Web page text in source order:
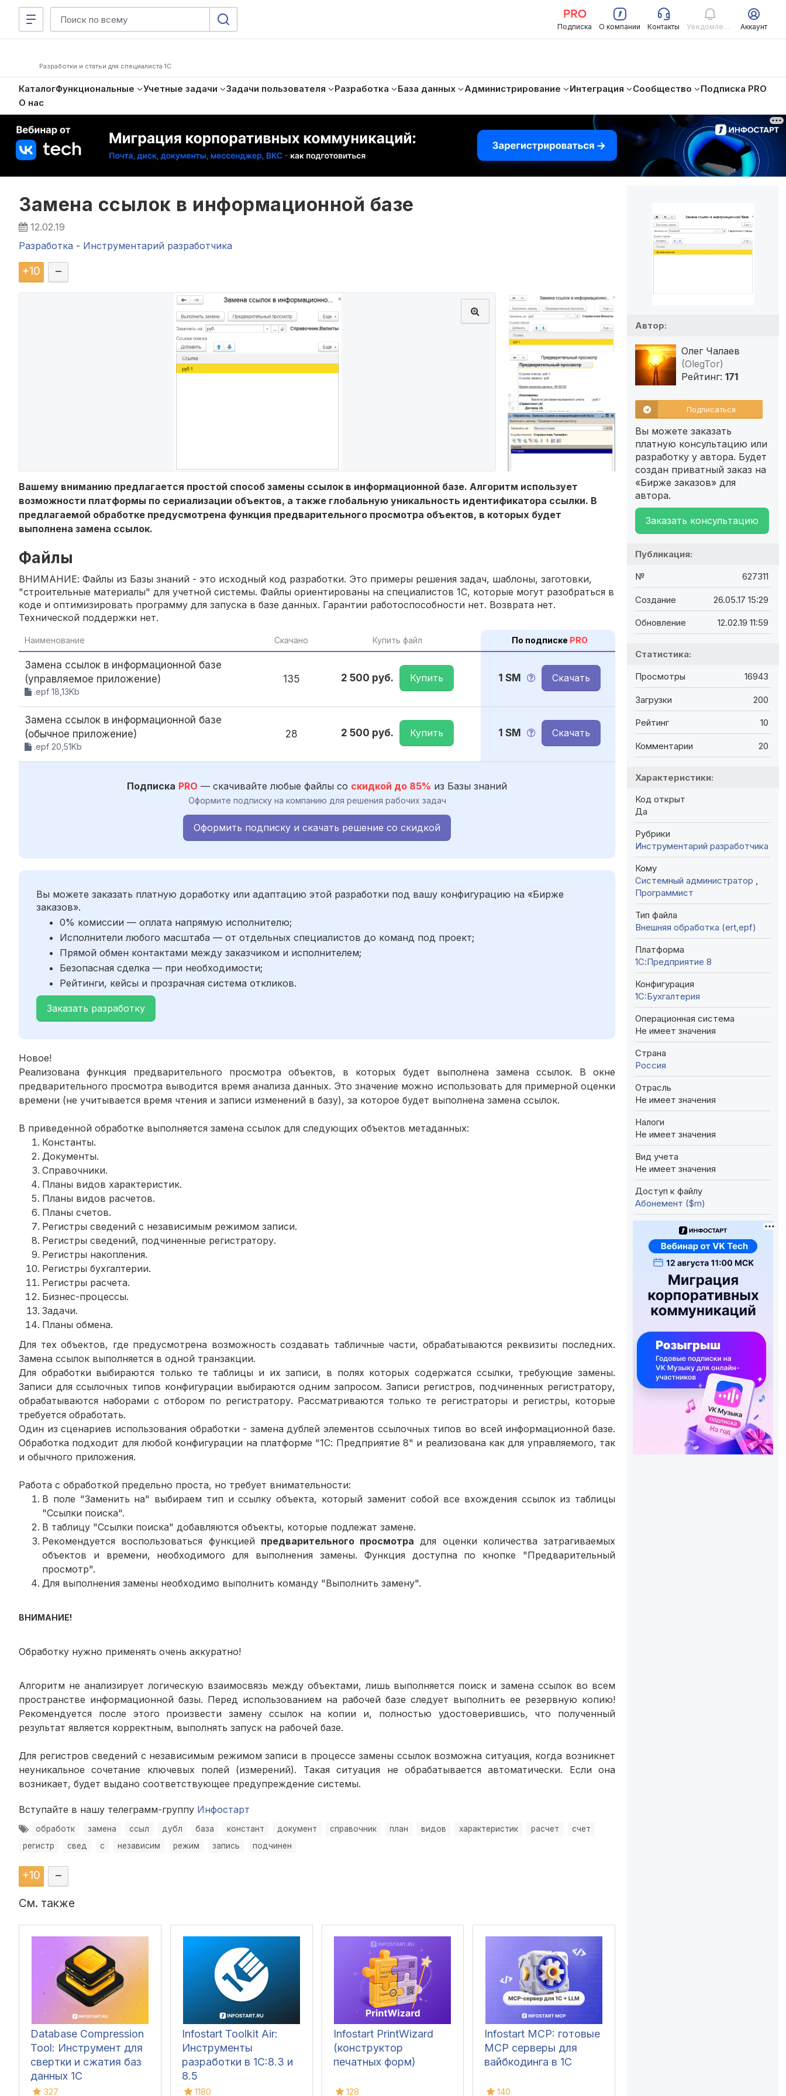
Подписка О компании Контакты Уведомления Аккаунт
Разработки и статьи для специалиста 1С
КаталогФункциональные Учетные задачи Задачи пользователя Разработка База данных Администрирование Интеграция Сообщество
Подписка PRO
О нас
Замена ссылок в информационной базе
12.02.19
Разработка - Инструментарий разработчика
+10 –
Вашему вниманию предлагается простой способ замены ссылок в информационной базе. Алгоритм использует
возможности платформы по сериализации объектов, а также глобальную уникальность идентификатора ссылки. В
предлагаемой обработке предусмотрена функция предварительного просмотра объектов, в которых будет
выполнена замена ссылок.
Файлы
ВНИМАНИЕ: Файлы из Базы знаний - это исходный код разработки. Это примеры решения задач, шаблоны, заготовки,
"строительные материалы" для учетной системы. Файлы ориентированы на специалистов 1С, которые могут разобраться в
коде и оптимизировать программу для запуска в базе данных. Гарантии работоспособности нет. Возврата нет.
Технической поддержки нет.
Наименование Скачано Купить файл По подписке PRO
Замена ссылок в информационной базе
(управляемое приложение)
.epf 18,13Kb
135 2 500 руб. Купить 1 SM Скачать
Замена ссылок в информационной базе
(обычное приложение)
.epf 20,51Kb
28 2 500 руб. Купить 1 SM Скачать
Подписка PRO — скачивайте любые файлы со скидкой до 85% из Базы знаний
Оформите подписку на компанию для решения рабочих задач
Оформить подписку и скачать решение со скидкой
Вы можете заказать платную доработку или адаптацию этой разработки под вашу конфигурацию на «Бирже
заказов».
0% комиссии — оплата напрямую исполнителю;
Исполнители любого масштаба — от отдельных специалистов до команд под проект;
Прямой обмен контактами между заказчиком и исполнителем;
Безопасная сделка — при необходимости;
Рейтинги, кейсы и прозрачная система откликов.
Заказать разработку
Новое!
Реализована функция предварительного просмотра объектов, в которых будет выполнена замена ссылок. В окне
предварительного просмотра выводится время анализа данных. Это значение можно использовать для примерной оценки
времени (не учитывается время чтения и записи изменений в базу), за которое будет выполнена замена ссылок.
В приведенной обработке выполняется замена ссылок для следующих объектов метаданных:
Константы.
Документы.
Справочники.
Планы видов характеристик.
Планы видов расчетов.
Планы счетов.
Регистры сведений с независимым режимом записи.
Регистры сведений, подчиненные регистратору.
Регистры накопления.
Регистры бухгалтерии.
Регистры расчета.
Бизнес-процессы.
Задачи.
Планы обмена.
Для тех объектов, где предусмотрена возможность создавать табличные части, обрабатываются реквизиты последних.
Замена ссылок выполняется в одной транзакции.
Для обработки выбираются только те таблицы и их записи, в полях которых содержатся ссылки, требующие замены.
Записи для ссылочных типов конфигурации выбираются одним запросом. Записи регистров, подчиненных регистратору,
обрабатываются наборами с отбором по регистратору. Рассматриваются только те регистраторы и регистры, которые
требуется обработать.
Один из сценариев использования обработки - замена дублей элементов ссылочных типов во всей информационной базе.
Обработка подходит для любой конфигурации на платформе "1С: Предприятие 8" и реализована как для управляемого, так
и обычного приложения.
Работа с обработкой предельно проста, но требует внимательности:
В поле "Заменить на" выбираем тип и ссылку объекта, который заменит собой все вхождения ссылок из таблицы
"Ссылки поиска".
В таблицу "Ссылки поиска" добавляются объекты, которые подлежат замене.
Рекомендуется воспользоваться функцией предварительного просмотра для оценки количества затрагиваемых
объектов и времени, необходимого для выполнения замены. Функция доступна по кнопке "Предварительный
просмотр".
Для выполнения замены необходимо выполнить команду "Выполнить замену".
ВНИМАНИЕ!
Обработку нужно применять очень аккуратно!
Алгоритм не анализирует логическую взаимосвязь между объектами, лишь выполняется поиск и замена ссылок во всем
пространстве информационной базы. Перед использованием на рабочей базе следует выполнить ее резервную копию!
Рекомендуется после этого произвести замену ссылок на копии и, полностью удостоверившись, что полученный
результат является корректным, выполнять запуск на рабочей базе.
Для регистров сведений с независимым режимом записи в процессе замены ссылок возможна ситуация, когда возникнет
неуникальное сочетание ключевых полей (измерений). Такая ситуация не обрабатывается автоматически. Если она
возникает, будет выдано соответствующее предупреждение системы.
Вступайте в нашу телеграмм-группу Инфостарт
обработк замена ссыл дубл база констант документ справочник план видов характеристик расчет
счет
регистр
свед с независим режим запись подчинен
+10 –
См. также
Database Compression
Tool: Инструмент для
свертки и сжатия баз
данных 1С
327
Infostart Toolkit Air:
Инструменты
разработки в 1С:8.3 и
8.5
1180
Infostart PrintWizard
(конструктор
печатных форм)
128
Infostart MCP: готовые
MCP серверы для
вайбкодинга в 1С
140
Автор:
Олег Чалаев
(OlegTor)
Рейтинг: 171
Подписаться
Вы можете заказать
платную консультацию или
разработку у автора. Будет
создан приватный заказ на
«Бирже заказов» для
автора.
Заказать консультацию
Публикация:
№ 627311
Создание 26.05.17 15:29
Обновление 12.02.19 11:59
Статистика:
Просмотры 16943
Загрузки 200
Рейтинг 10
Комментарии 20
Характеристики:
Код открыт
Да
Рубрики
Инструментарий разработчика
Кому
Системный администратор
Программист
Тип файла
Внешняя обработка (ert,epf)
Платформа
1С:Предприятие 8
Конфигурация
1C:Бухгалтерия
Операционная система
Не имеет значения
Страна
Россия
Отрасль
Не имеет значения
Налоги
Не имеет значения
Вид учета
Не имеет значения
Доступ к файлу
Абонемент ($m)